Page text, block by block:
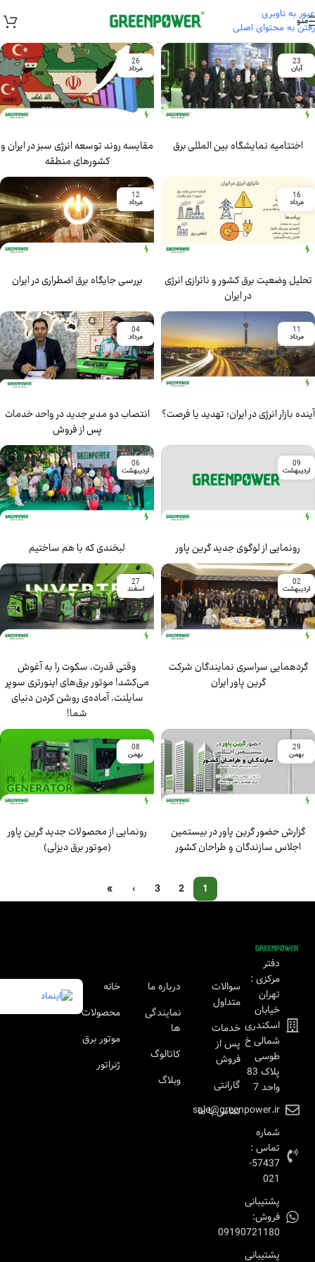
عبور به ناوبری
رفتن به محتوای اصلی
منو
23
آبان
اختتامیه نمایشگاه بین المللی برق
26
مرداد
مقایسه روند توسعه انرژی سبز در ایران و
کشورهای منطقه
16
مرداد
تحلیل وضعیت برق کشور و ناترازی انرژی
در ایران
12
مرداد
بررسی جایگاه برق اضطراری در ایران
11
مرداد
آینده بازار انرژی در ایران؛ تهدید یا فرصت؟
04
مرداد
انتصاب دو مدیر جدید در واحد خدمات
پس از فروش
09
اردیبهشت
رونمایی از لوگوی جدید گرین پاور
06
اردیبهشت
لبخندی که با هم ساختیم
02
اردیبهشت
گردهمایی سراسری نمایندگان شرکت
گرین پاور ایران
27
اسفند
وقتی قدرت، سکوت را به آغوش
می‌کشد! موتور برق‌های اینورتری سوپر
سایلنت، آماده‌ی روشن کردن دنیای
شما!
29
بهمن
گزارش حضور گرین پاور در بیستمین
اجلاس سازندگان و طراحان کشور
08
بهمن
رونمایی از محصولات جدید گرین پاور
(موتور برق دیزلی)
1
2
3
›
»
دفتر
مرکزی :
تهران
خیابان
اسکندری
شمالی خ
طوسی
پلاک 83
واحد 7
sale@greenpower.ir
شماره
تماس :
57437-
021
پشتیبانی
فروش:
09190721180
پشتیبانی
سوالات
متداول
خدمات
پس از
فروش
گارانتی
تماس با ما
درباره ما
نمایندگی
ها
کاتالوگ
وبلاگ
خانه
محصولات
موتور برق
ژنراتور